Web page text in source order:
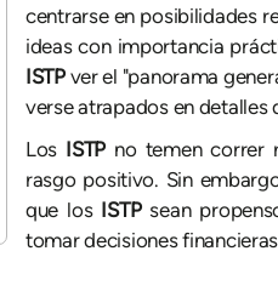
centrarse en posibilidades
ideas con importancia
ISTP ver el "panorama
verse atrapados en detalles
Los ISTP no temen correr
rasgo positivo. Sin
que los ISTP sean
tomar decisiones